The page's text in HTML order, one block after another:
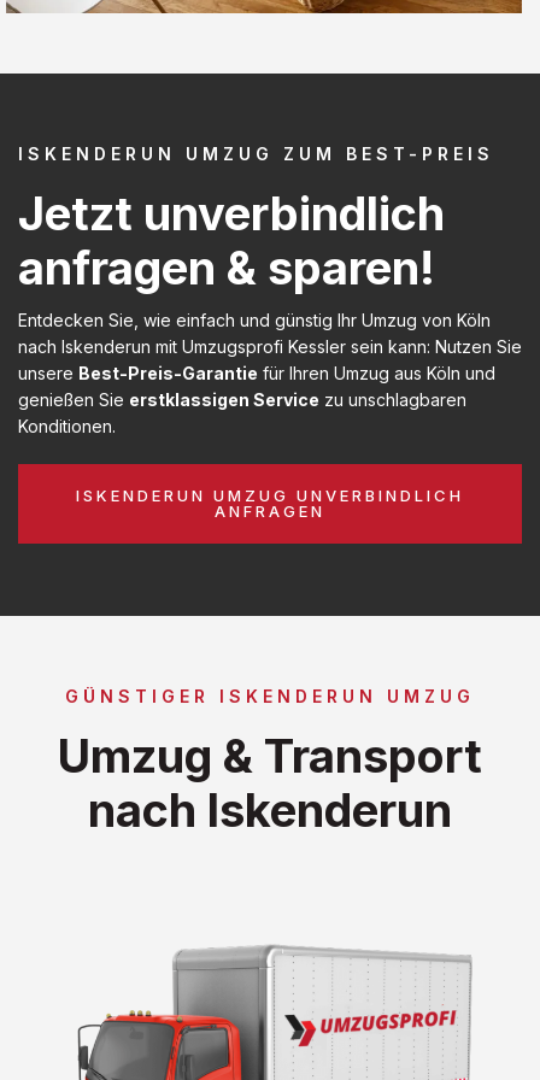
ISKENDERUN UMZUG ZUM BEST-PREIS
Jetzt unverbindlich
anfragen & sparen!
Entdecken Sie, wie einfach und günstig Ihr Umzug von Köln
nach Iskenderun mit Umzugsprofi Kessler sein kann: Nutzen Sie
unsere Best-Preis-Garantie für Ihren Umzug aus Köln und
genießen Sie erstklassigen Service zu unschlagbaren
Konditionen.
ISKENDERUN UMZUG UNVERBINDLICH
ANFRAGEN
GÜNSTIGER ISKENDERUN UMZUG
Umzug & Transport
nach Iskenderun